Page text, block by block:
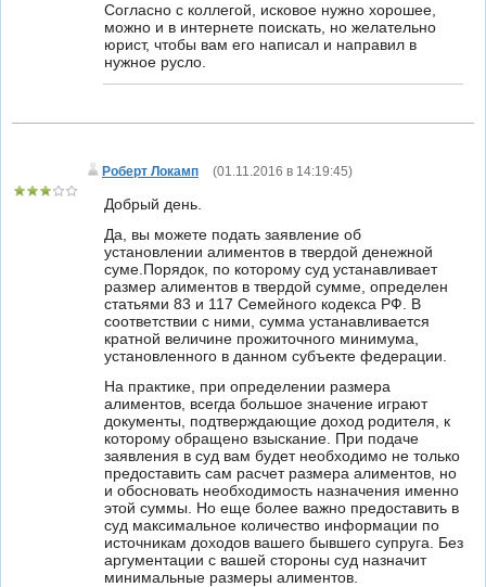
Согласно с коллегой, исковое нужно хорошее,
можно и в интернете поискать, но желательно
юрист, чтобы вам его написал и направил в
нужное русло.
Роберт Локамп (01.11.2016 в 14:19:45)
Добрый день.
Да, вы можете подать заявление об
установлении алиментов в твердой денежной
суме.Порядок, по которому суд устанавливает
размер алиментов в твердой сумме, определен
статьями 83 и 117 Семейного кодекса РФ. В
соответствии с ними, сумма устанавливается
кратной величине прожиточного минимума,
установленного в данном субъекте федерации.
На практике, при определении размера
алиментов, всегда большое значение играют
документы, подтверждающие доход родителя, к
которому обращено взыскание. При подаче
заявления в суд вам будет необходимо не только
предоставить сам расчет размера алиментов, но
и обосновать необходимость назначения именно
этой суммы. Но еще более важно предоставить в
суд максимальное количество информации по
источникам доходов вашего бывшего супруга. Без
аргументации с вашей стороны суд назначит
минимальные размеры алиментов.